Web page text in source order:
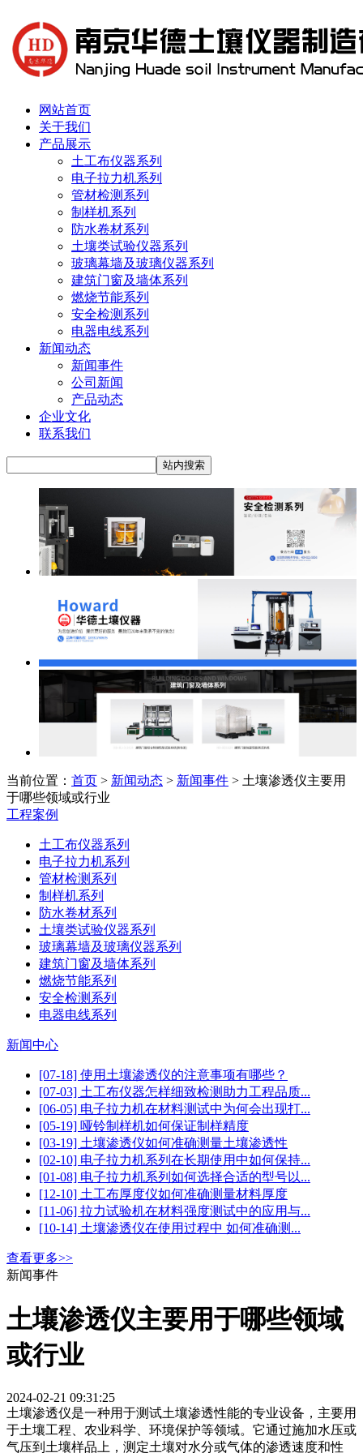
网站首页
关于我们
产品展示
土工布仪器系列
电子拉力机系列
管材检测系列
制样机系列
防水卷材系列
土壤类试验仪器系列
玻璃幕墙及玻璃仪器系列
建筑门窗及墙体系列
燃烧节能系列
安全检测系列
电器电线系列
新闻动态
新闻事件
公司新闻
产品动态
企业文化
联系我们
当前位置： 首页 > 新闻动态 > 新闻事件 > 土壤渗透仪主要用
于哪些领域或行业
工程案例
土工布仪器系列
电子拉力机系列
管材检测系列
制样机系列
防水卷材系列
土壤类试验仪器系列
玻璃幕墙及玻璃仪器系列
建筑门窗及墙体系列
燃烧节能系列
安全检测系列
电器电线系列
新闻中心
[07-18] 使用土壤渗透仪的注意事项有哪些？
[07-03] 土工布仪器怎样细致检测助力工程品质...
[06-05] 电子拉力机在材料测试中为何会出现打...
[05-19] 哑铃制样机如何保证制样精度
[03-19] 土壤渗透仪如何准确测量土壤渗透性
[02-10] 电子拉力机系列在长期使用中如何保持...
[01-08] 电子拉力机系列如何选择合适的型号以...
[12-10] 土工布厚度仪如何准确测量材料厚度
[11-06] 拉力试验机在材料强度测试中的应用与...
[10-14] 土壤渗透仪在使用过程中 如何准确测...
查看更多>>
新闻事件
土壤渗透仪主要用于哪些领域
或行业
2024-02-21 09:31:25
土壤渗透仪是一种用于测试土壤渗透性能的专业设备，主要用
于土壤工程、农业科学、环境保护等领域。它通过施加水压或
气压到土壤样品上，测定土壤对水分或气体的渗透速度和性